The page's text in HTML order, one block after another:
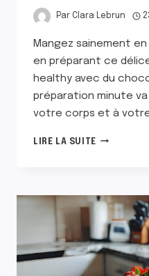
Par Clara Lebrun
Mangez sainement
en préparant ce
healthy avec du
préparation minute
votre corps et à votre
LIRE LA SUITEMUG
DU
CHOCOLAT
EN
POUDRE